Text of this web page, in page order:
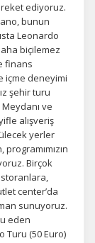
ediyoruz.
bunun
Leonardo
biçilemez
finans
içme deneyimi
şehir turu
ve
alışveriş
yerler
Birçok
center’da
sunuyoruz.
eden
Turu (50 Euro)